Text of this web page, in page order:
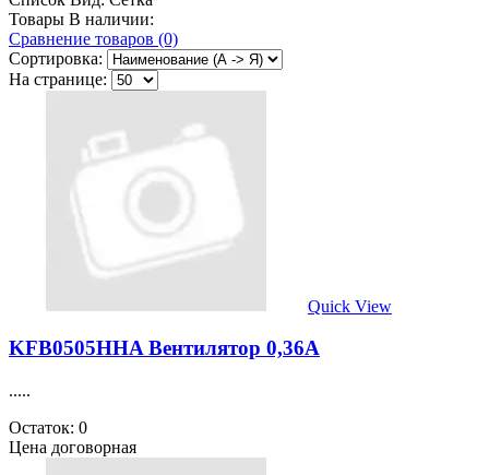
Товары В наличии:
Сравнение товаров (0)
Сортировка:
На странице:
Quick View
KFB0505HHA Вентилятор 0,36А
.....
Остаток: 0
Цена договорная